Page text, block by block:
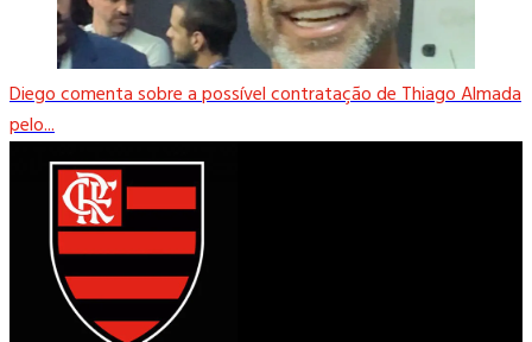
Diego comenta sobre a possível contratação de Thiago Almada
pelo...